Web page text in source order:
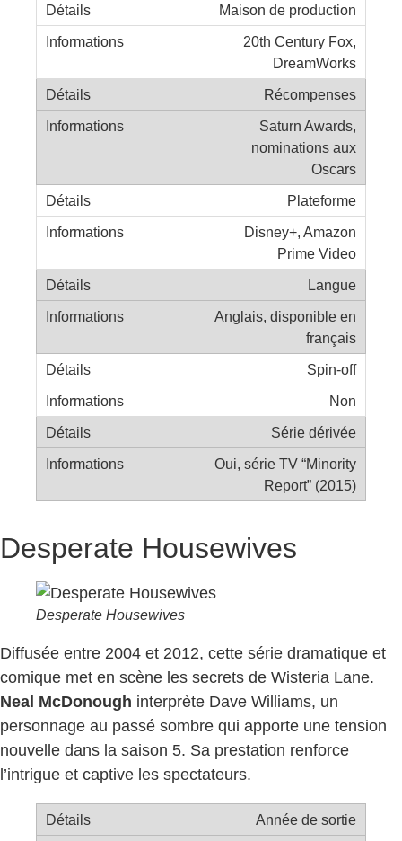
Maison de production
20th Century Fox,
DreamWorks
Récompenses
Saturn Awards,
nominations aux
Oscars
Plateforme
Disney+, Amazon
Prime Video
Langue
Anglais, disponible en
français
Spin-off
Non
Série dérivée
Oui, série TV “Minority
Report” (2015)
Desperate Housewives
Desperate Housewives
Diffusée entre 2004 et 2012, cette série dramatique et
comique met en scène les secrets de Wisteria Lane.
Neal McDonough interprète Dave Williams, un
personnage au passé sombre qui apporte une tension
nouvelle dans la saison 5. Sa prestation renforce
l’intrigue et captive les spectateurs.
Année de sortie